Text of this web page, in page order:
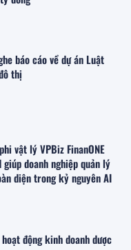
báo cáo về dự án Luật
thị
vật lý VPBiz FinanONE
doanh nghiệp quản lý
diện trong kỷ nguyên AI
động kinh doanh dược